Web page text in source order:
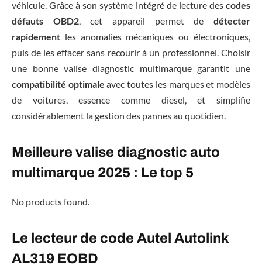
véhicule. Grâce à son système intégré de lecture des codes
défauts OBD2, cet appareil permet dedétecter
rapidement les anomalies mécaniques ou électroniques,
puis de les effacer sans recourir à un professionnel. Choisir
une bonne valise diagnostic multimarque garantit une
compatibilité optimale avec toutes les marques et modèles
de voitures, essence comme diesel, et simplifie
considérablement la gestion des pannes au quotidien.
Meilleure valise diagnostic auto
multimarque 2025 : Le top 5
No products found.
Le lecteur de code Autel Autolink
AL319 EOBD